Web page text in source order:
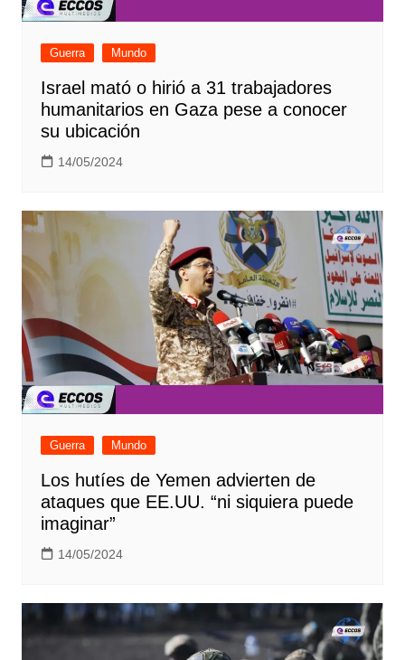
Guerra Mundo
Israel mató o hirió a 31 trabajadores
humanitarios en Gaza pese a conocer
su ubicación
14/05/2024
Guerra Mundo
Los hutíes de Yemen advierten de
ataques que EE.UU. “ni siquiera puede
imaginar”
14/05/2024